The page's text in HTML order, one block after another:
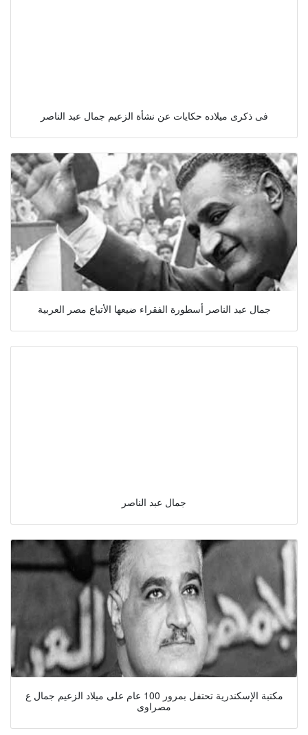
فى ذكرى ميلاده حكايات عن نشأة الزعيم جمال عبد الناصر
جمال عبد الناصر أسطورة الفقراء ضيعها الأتباع مصر العربية
جمال عبد الناصر
مكتبة الإسكندرية تحتفل بمرور 100 عام على ميلاد الزعيم جمال ع
مصراوى